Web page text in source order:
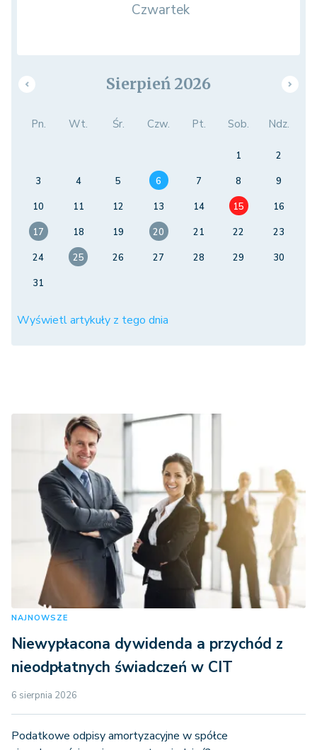
Czwartek
Sierpień 2026
Pn. Wt. Śr. Czw. Pt. Sob. Ndz.
1
2
3
4 5 6 7 8
9
10
11 12 13 14 15
16
17
18 19 20 21 22
23
24
25 26 27 28 29
30
31
Wyświetl artykuły z tego dnia
NAJNOWSZE
Niewypłacona dywidenda a przychód z
nieodpłatnych świadczeń w CIT
6 sierpnia 2026
Podatkowe odpisy amortyzacyjne w spółce